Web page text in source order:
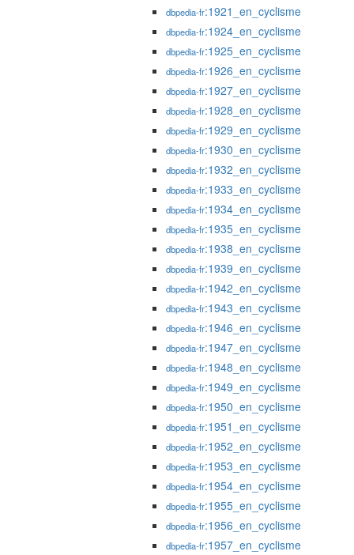
dbpedia-fr:1921_en_cyclisme
dbpedia-fr:1924_en_cyclisme
dbpedia-fr:1925_en_cyclisme
dbpedia-fr:1926_en_cyclisme
dbpedia-fr:1927_en_cyclisme
dbpedia-fr:1928_en_cyclisme
dbpedia-fr:1929_en_cyclisme
dbpedia-fr:1930_en_cyclisme
dbpedia-fr:1932_en_cyclisme
dbpedia-fr:1933_en_cyclisme
dbpedia-fr:1934_en_cyclisme
dbpedia-fr:1935_en_cyclisme
dbpedia-fr:1938_en_cyclisme
dbpedia-fr:1939_en_cyclisme
dbpedia-fr:1942_en_cyclisme
dbpedia-fr:1943_en_cyclisme
dbpedia-fr:1946_en_cyclisme
dbpedia-fr:1947_en_cyclisme
dbpedia-fr:1948_en_cyclisme
dbpedia-fr:1949_en_cyclisme
dbpedia-fr:1950_en_cyclisme
dbpedia-fr:1951_en_cyclisme
dbpedia-fr:1952_en_cyclisme
dbpedia-fr:1953_en_cyclisme
dbpedia-fr:1954_en_cyclisme
dbpedia-fr:1955_en_cyclisme
dbpedia-fr:1956_en_cyclisme
dbpedia-fr:1957_en_cyclisme